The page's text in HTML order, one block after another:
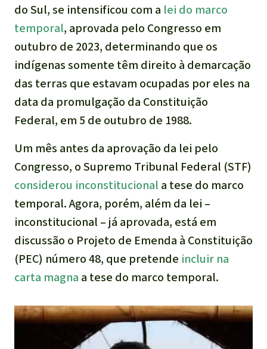
do Sul, se intensificou com a lei do marco
temporal, aprovada pelo Congresso em
outubro de 2023, determinando que os
indígenas somente têm direito à demarcação
das terras que estavam ocupadas por eles na
data da promulgação da Constituição
Federal, em 5 de outubro de 1988.
Um mês antes da aprovação da lei pelo
Congresso, o Supremo Tribunal Federal (STF)
considerou inconstitucional a tese do marco
temporal. Agora, porém, além da lei –
inconstitucional – já aprovada, está em
discussão o Projeto de Emenda à Constituição
(PEC) número 48, que pretende incluir na
carta magna a tese do marco temporal.